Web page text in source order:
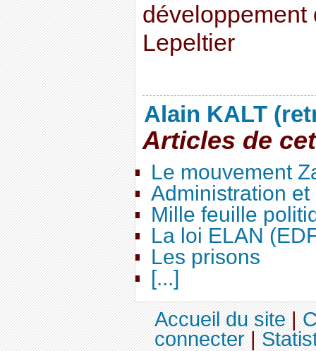
développement
Lepeltier
Alain KALT
Articles de
Le mouvement
Administration
Mille feuille
La loi ELAN
Les prisons
[...]
Accueil du site|
connecter|